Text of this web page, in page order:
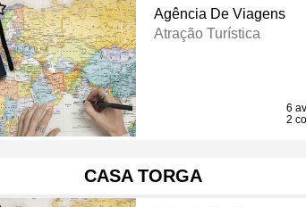
Agência De Viagens
Atração Turística
6
2
CASA TORGA